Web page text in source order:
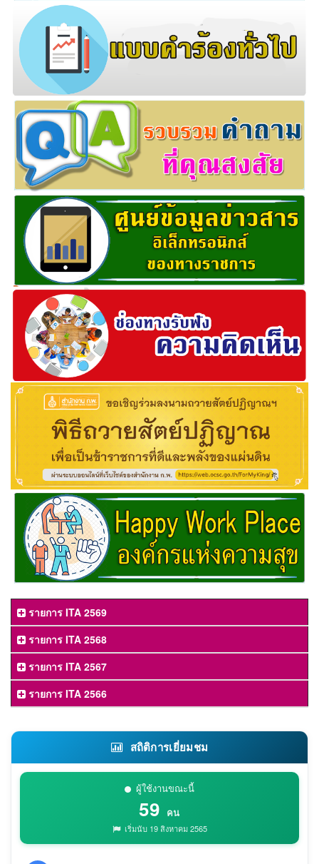
รายการ ITA 2569
รายการ ITA 2568
รายการ ITA 2567
รายการ ITA 2566
สถิติการเยี่ยมชม
ผู้ใช้งานขณะนี้
59 คน
เริ่มนับ 19 สิงหาคม 2565